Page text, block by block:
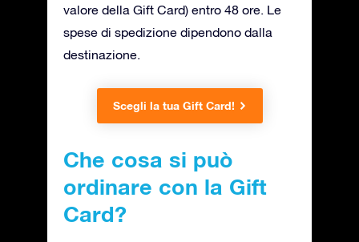
valore della Gift Card) entro 48 ore. Le
spese di spedizione dipendono dalla
destinazione.
Scegli la tua Gift Card!
Che cosa si può
ordinare con la Gift
Card?